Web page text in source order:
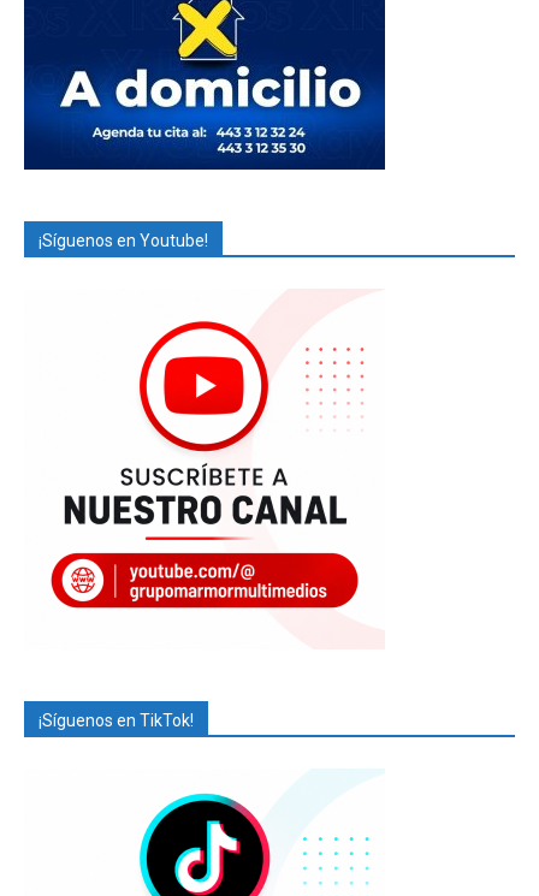
¡Síguenos en Youtube!
¡Síguenos en TikTok!